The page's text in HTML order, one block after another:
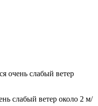
очень слабый ветер
слабый ветер около 2 м/